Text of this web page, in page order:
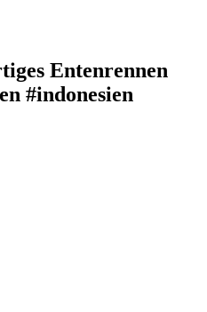
Entenrennen
#indonesien